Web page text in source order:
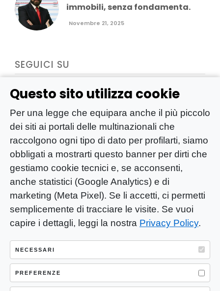
Questo sito utilizza cookie
Per una legge che equipara anche il più piccolo
dei siti ai portali delle multinazionali che
raccolgono ogni tipo di dato per profilarti, siamo
obbligati a mostrarti questo banner per dirti che
gestiamo cookie tecnici e, se acconsenti,
anche statistici (Google Analytics) e di
marketing (Meta Pixel). Se li accetti, ci permetti
semplicemente di tracciare le visite. Se vuoi
capire i dettagli, leggi la nostra Privacy Policy.
NECESSARI
PREFERENZE
immobili, senza fondamenta.
Novembre 21, 2025
SEGUICI SU
YOU-ng Slow Journalism è una testata
giornalistica di proprietà di Mastino S.R.L.
Registrazione presso Trib. Santa Maria
Capua Vetere (CE) n° 900 del 31/01/2025 |